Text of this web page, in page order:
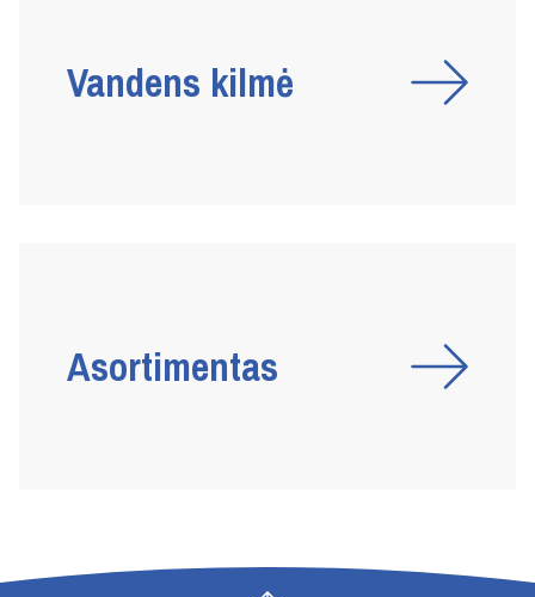
Vandens kilmė
Asortimentas